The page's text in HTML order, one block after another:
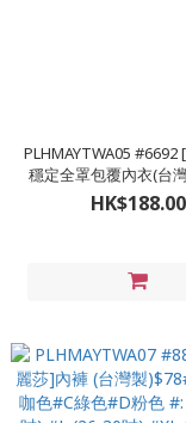
PLHMAYTWA05 #6692 [香橙暮語]
穩定全罩包覆內衣(台
#A膚色#B粉色#C
#34C~42C、
HK$188.00